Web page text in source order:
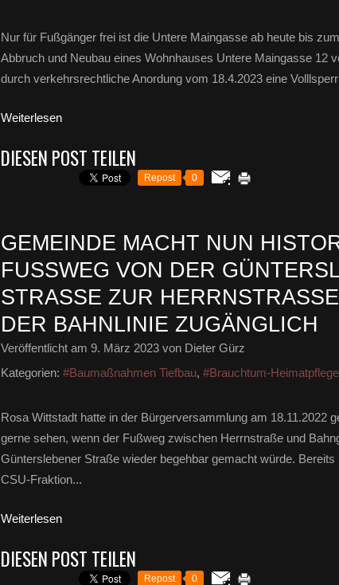
Nur für Fußgänger frei ist die Untere Maingasse ab heute bis
Abbruch und Neubau eines Wohnhauses Untere Maingasse 12
durch verkehrsrechtliche Anordung vom 18.4.2023 eine
Weiterlesen
DIESEN POST TEILEN
Repost 0
GEMEINDE MACHT NUN
FUSSWEG VON DER
TRASSE ZUR HERRNSTRASSE
BAHNLINIE ZUGÄNGLICH
Veröffentlicht am 9. März 2023 von Dieter Gürz
Kategorien: #Baumaßnahmen Tiefbau, #Brauchtum-Heimatpflege
Rosa Wittstadt hatte in der Bürgerversammlung am 18.11.2022
gerne sehen, wenn der Fußweg zwischen Herrnstraße und
Günterslebener Straße wieder begehbar gemacht würde.
CSU-Fraktion...
Weiterlesen
DIESEN POST TEILEN
Repost 0